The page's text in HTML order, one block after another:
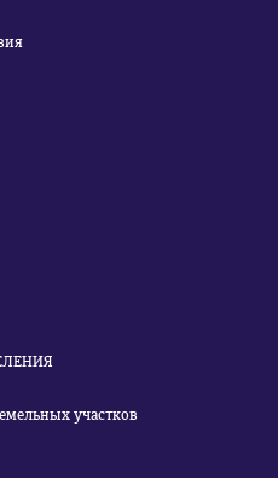
участков